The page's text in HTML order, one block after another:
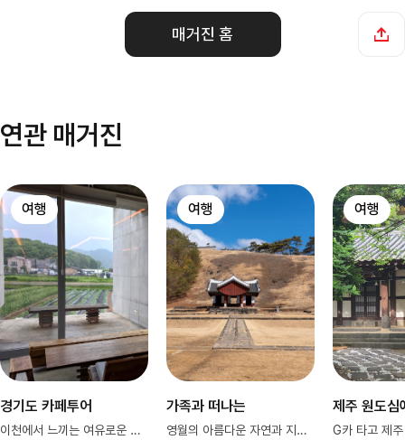
매거진 홈
연관 매거진
여행
경기도 카페투어
이천에서 느끼는 여유로운 공간과 커피
여행
가족과 떠나는
영월의 아름다운 자연과 지형 감상
여행
제주 원도심